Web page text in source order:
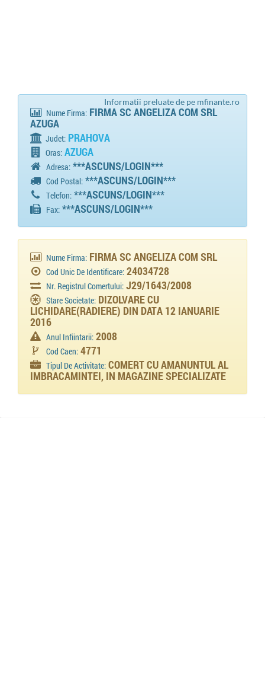
Informatii preluate de pe mfinante.ro
Nume Firma: FIRMA SC ANGELIZA COM SRL
AZUGA
Judet: PRAHOVA
Oras: AZUGA
Adresa: ***ASCUNS/LOGIN***
Cod Postal: ***ASCUNS/LOGIN***
Telefon: ***ASCUNS/LOGIN***
Fax: ***ASCUNS/LOGIN***
Nume Firma: FIRMA SC ANGELIZA COM SRL
Cod Unic De Identificare: 24034728
Nr. Registrul Comertului: J29/1643/2008
Stare Societate: DIZOLVARE CU
LICHIDARE(RADIERE) DIN DATA 12 IANUARIE
2016
Anul Infiintarii: 2008
Cod Caen: 4771
Tipul De Activitate: COMERT CU AMANUNTUL AL
IMBRACAMINTEI, IN MAGAZINE SPECIALIZATE